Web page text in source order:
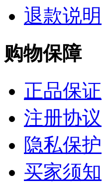
退款说明
购物保障
正品保证
注册协议
隐私保护
买家须知